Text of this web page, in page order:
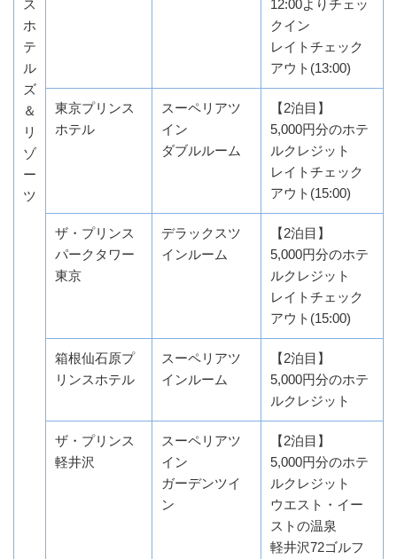
ス
ホ
テ
ル
ズ
＆
リ
ゾ
ー
ツ
12:00よりチェッ
クイン
レイトチェック
アウト(13:00)
東京プリンス
ホテル
スーペリアツ
イン
ダブルルーム
【2泊目】
5,000円分のホテ
ルクレジット
レイトチェック
アウト(15:00)
ザ・プリンス
パークタワー
東京
デラックスツ
インルーム
【2泊目】
5,000円分のホテ
ルクレジット
レイトチェック
アウト(15:00)
箱根仙石原プ
リンスホテル
スーペリアツ
インルーム
【2泊目】
5,000円分のホテ
ルクレジット
ザ・プリンス
軽井沢
スーペリアツ
イン
ガーデンツイ
ン
【2泊目】
5,000円分のホテ
ルクレジット
ウエスト・イー
ストの温泉
軽井沢72ゴルフ